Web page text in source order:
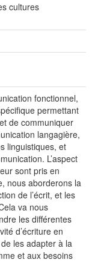
cultures
fonctionnel,
permettant
de communiquer
langagière,
linguistiques, et
L’aspect
sont pris en
nous aborderons la
de l’écrit, et les
va nous
les différentes
d’écriture en
les adapter à la
et aux besoins